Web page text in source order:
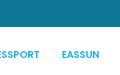
EASSUN